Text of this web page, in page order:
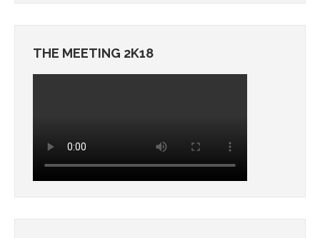
THE MEETING 2K18